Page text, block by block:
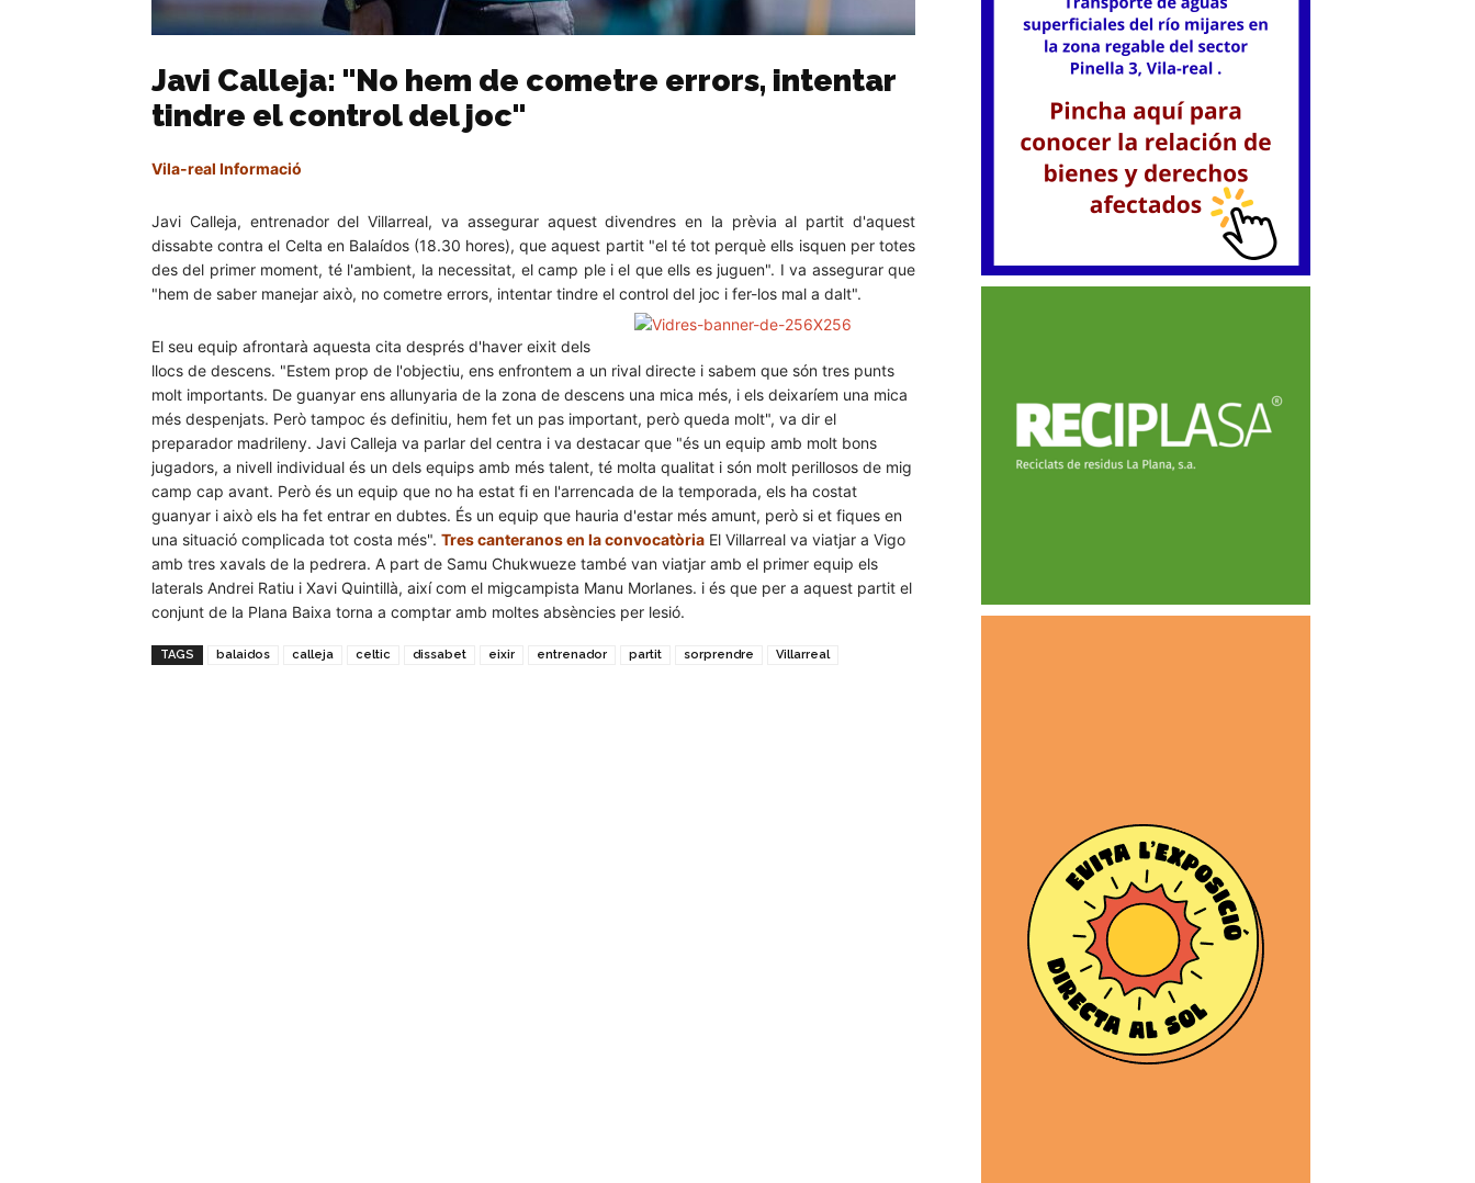
Javi Calleja: "No hem de cometre errors, intentar
tindre el control del joc"
Vila-real Informació
Javi Calleja, entrenador del Villarreal, va assegurar aquest divendres en la prèvia al partit d'aquest
dissabte contra el Celta en Balaídos (18.30 hores), que aquest partit "el té tot perquè ells isquen per totes
des del primer moment, té l'ambient, la necessitat, el camp ple i el que ells es juguen". I va assegurar que
"hem de saber manejar això, no cometre errors, intentar tindre el control del joc i fer-los mal a dalt".
El seu equip afrontarà aquesta cita després d'haver eixit dels
llocs de descens. "Estem prop de l'objectiu, ens enfrontem a un rival directe i sabem que són tres punts
molt importants. De guanyar ens allunyaria de la zona de descens una mica més, i els deixaríem una mica
més despenjats. Però tampoc és definitiu, hem fet un pas important, però queda molt", va dir el
preparador madrileny. Javi Calleja va parlar del centra i va destacar que "és un equip amb molt bons
jugadors, a nivell individual és un dels equips amb més talent, té molta qualitat i són molt perillosos de mig
camp cap avant. Però és un equip que no ha estat fi en l'arrencada de la temporada, els ha costat
guanyar i això els ha fet entrar en dubtes. És un equip que hauria d'estar més amunt, però si et fiques en
una situació complicada tot costa més". Tres canteranos en la convocatòria El Villarreal va viatjar a Vigo
amb tres xavals de la pedrera. A part de Samu Chukwueze també van viatjar amb el primer equip els
laterals Andrei Ratiu i Xavi Quintillà, així com el migcampista Manu Morlanes. i és que per a aquest partit el
conjunt de la Plana Baixa torna a comptar amb moltes absències per lesió.
TAGS balaidos calleja celtic dissabet eixir entrenador partit sorprendre Villarreal